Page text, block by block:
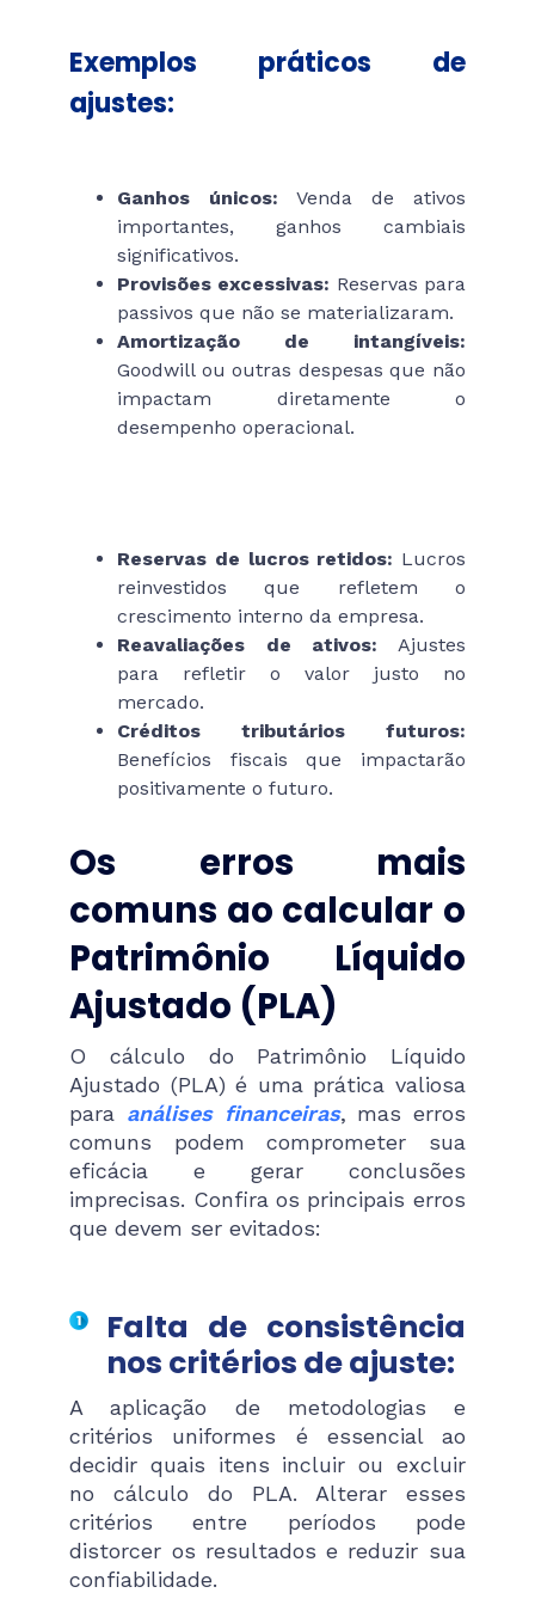
Exemplos práticos de
ajustes:
Ganhos únicos: Venda de ativos
importantes, ganhos cambiais
significativos.
Provisões excessivas: Reservas para
passivos que não se materializaram.
Amortização de intangíveis:
Goodwill ou outras despesas que não
impactam diretamente o
desempenho operacional.
Reservas de lucros retidos: Lucros
reinvestidos que refletem o
crescimento interno da empresa.
Reavaliações de ativos: Ajustes
para refletir o valor justo no
mercado.
Créditos tributários futuros:
Benefícios fiscais que impactarão
positivamente o futuro.
Os erros mais
comuns ao calcular o
Patrimônio Líquido
Ajustado (PLA)
O cálculo do Patrimônio Líquido
Ajustado (PLA) é uma prática valiosa
para análises financeiras, mas erros
comuns podem comprometer sua
eficácia e gerar conclusões
imprecisas. Confira os principais erros
que devem ser evitados:
Falta de consistência
nos critérios de ajuste:
A aplicação de metodologias e
critérios uniformes é essencial ao
decidir quais itens incluir ou excluir
no cálculo do PLA. Alterar esses
critérios entre períodos pode
distorcer os resultados e reduzir sua
confiabilidade.